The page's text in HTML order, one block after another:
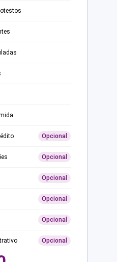
Opcional
Opcional
Opcional
Opcional
Opcional
Opcional